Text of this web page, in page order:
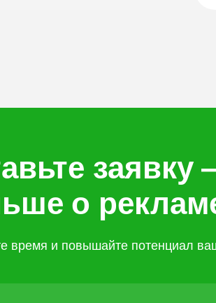
заявку
о
время и повышайте потенциал